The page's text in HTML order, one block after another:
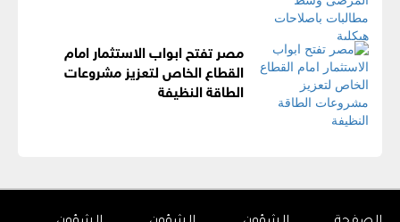
مصر تفتح ابواب الاستثمار امام
القطاع الخاص لتعزيز مشروعات
الطاقة النظيفة